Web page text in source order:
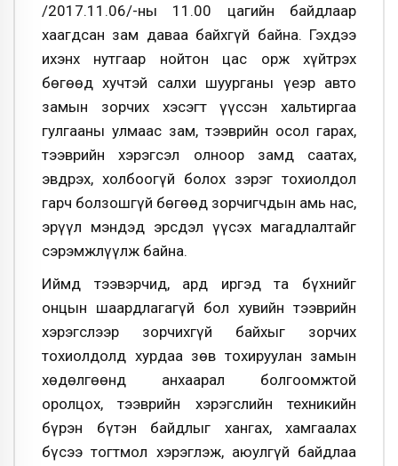
/2017.11.06/-ны 11.00 цагийн байдлаар
хаагдсан зам даваа байхгүй байна. Гэхдээ
ихэнх нутгаар нойтон цас орж хүйтрэх
бөгөөд хучтэй салхи шуурганы үеэр авто
замын зорчих хэсэгт үүссэн хальтиргаа
гулгааны улмаас зам, тээврийн осол гарах,
тээврийн хэрэгсэл олноор замд саатах,
эвдрэх, холбоогүй болох зэрэг тохиолдол
гарч болзошгүй бөгөөд зорчигчдын амь нас,
эрүүл мэндэд эрсдэл үүсэх магадлалтайг
сэрэмжлүүлж байна.
Иймд тээвэрчид, ард иргэд та бүхнийг
онцын шаардлагагүй бол хувийн тээврийн
хэрэгслээр зорчихгүй байхыг зорчих
тохиолдолд хурдаа зөв тохируулан замын
хөдөлгөөнд анхаарал болгоомжтой
оролцох, тээврийн хэрэгслийн техникийн
бүрэн бүтэн байдлыг хангах, хамгаалах
бүсээ тогтмол хэрэглэж, аюулгүй байдлаа